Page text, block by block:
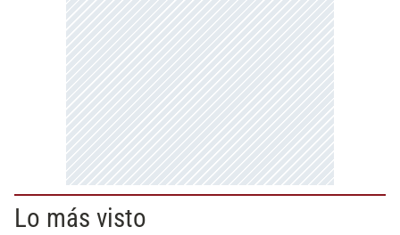
Lo más visto